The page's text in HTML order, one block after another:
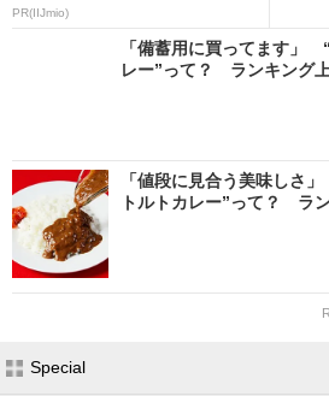
PR(IIJmio)
「備蓄用に買ってます」
レー”って？ ランキング
「値段に見合う美味しさ
トルトカレー”って？ ラ
Special